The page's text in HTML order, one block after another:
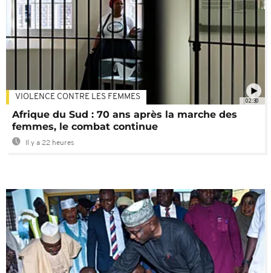
02:30
VIOLENCE CONTRE LES FEMMES
Afrique du Sud : 70 ans après la marche des
femmes, le combat continue
Il y a 22 heures